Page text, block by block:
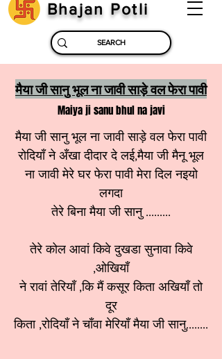
Bhajan Potli
मैया जी सानु भूल ना जावी साड़े वल फेरा पावी
Maiya ji sanu bhul na javi
मैया जी सानु भूल ना जावी साड़े वल फेरा पावी
रोदियाँ ने अँखा दीदार दे लई,मैया जी मैनू भूल
ना जावी मेरे घर फेरा पावी मेरा दिल नइयो
लगदा
तेरे बिना मैया जी सानु .........
तेरे कोल आवां किवे दुखडा सुनावा किवे
,ओखियाँ
ने रावां तेरियाँ ,कि मैं कसूर किता अखियाँ तो
दूर
किता ,रोदियाँ ने चाँवा मेरियाँ मैया जी सानु........